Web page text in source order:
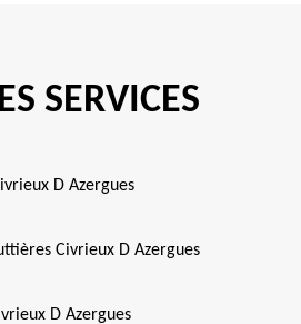
SERVICES
D Azergues
Civrieux D Azergues
D Azergues